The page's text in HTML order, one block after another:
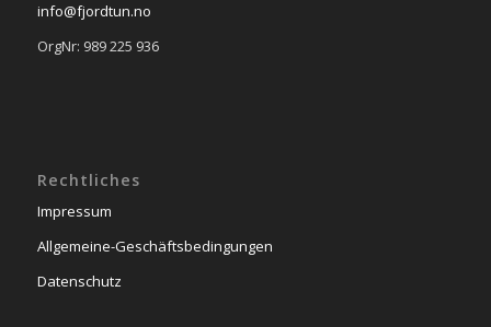
info@fjordtun.no
OrgNr: 989 225 936
Rechtliches
Impressum
Allgemeine-Geschäftsbedingungen
Datenschutz